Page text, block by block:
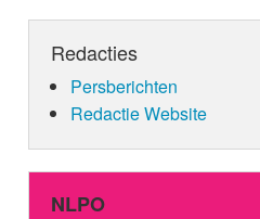
Redacties
Persberichten
Redactie Website
NLPO